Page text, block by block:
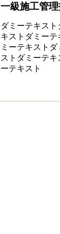
一級施工管
ダミーテキス
キストダミー
ミーテキスト
ストダミーテ
ーテキスト